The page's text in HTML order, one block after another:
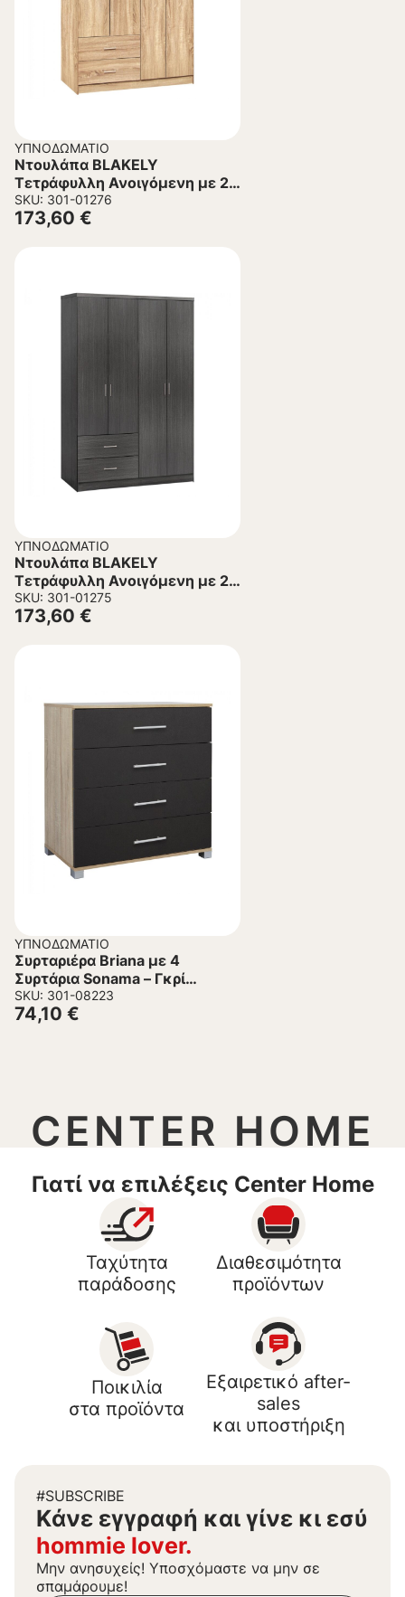
ΥΠΝΟΔΩΜΆΤΙΟ
Ντουλάπα BLAKELY
Τετράφυλλη Ανοιγόμενη με 2
Συρτάρια Sonama
120×42,5×180,5Υ εκ.
SKU: 301-01276
173,60 €
ΥΠΝΟΔΩΜΆΤΙΟ
Ντουλάπα BLAKELY
Τετράφυλλη Ανοιγόμενη με 2
Συρτάρια Zebrano
120×42,5×180,5Υ εκ.
SKU: 301-01275
173,60 €
ΥΠΝΟΔΩΜΆΤΙΟ
Συρταριέρα Briana με 4
Συρτάρια Sonama – Γκρί
75x40x83Υ εκ.
SKU: 301-08223
74,10 €
CENTER HOME
Γιατί να επιλέξεις Center Home
Ταχύτητα
παράδοσης
Διαθεσιμότητα
προϊόντων
Ποικιλία
στα προϊόντα
Εξαιρετικό after-
sales
και υποστήριξη
#SUBSCRIBE
Kάνε εγγραφή και γίνε κι εσύ
hommie lover.
Μην ανησυχείς! Υποσχόμαστε να μην σε
σπαμάρουμε!